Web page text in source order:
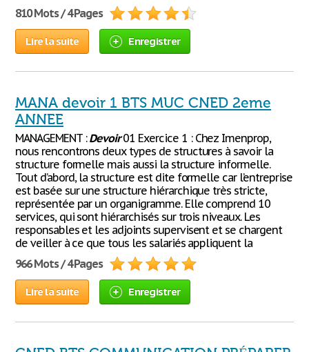
810 Mots / 4 Pages
Lire la suite Enregistrer
MANA devoir 1 BTS MUC CNED 2eme
ANNEE
MANAGEMENT :Devoir01 Exercice 1 : Chez Imenprop,
nous rencontrons deux types de structures à savoir la
structure formelle mais aussi la structure informelle.
Tout d’abord, la structure est dite formelle car l’entreprise
est basée sur une structure hiérarchique très stricte,
représentée par un organigramme. Elle comprend 10
services, qui sont hiérarchisés sur trois niveaux. Les
responsables et les adjoints supervisent et se chargent
de veiller à ce que tous les salariés appliquent la
966 Mots / 4 Pages
Lire la suite Enregistrer